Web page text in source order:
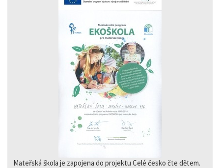
Mateřská škola je zapojena do projektu Celé česko čte dětem.